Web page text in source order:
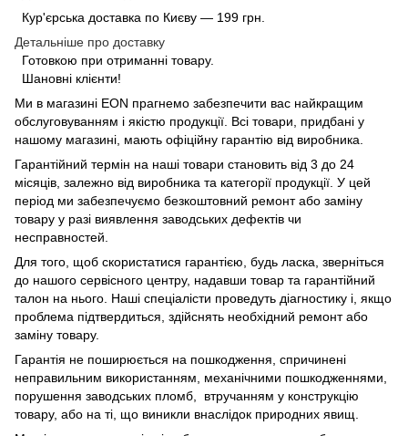
Кур'єрська доставка по Києву — 199 грн.
Детальніше про доставку
Готовкою при отриманні товару.
Шановні клієнти!
Ми в магазині EON прагнемо забезпечити вас найкращим
обслуговуванням і якістю продукції. Всі товари, придбані у
нашому магазині, мають офіційну гарантію від виробника.
Гарантійний термін на наші товари становить від 3 до 24
місяців, залежно від виробника та категорії продукції. У цей
період ми забезпечуємо безкоштовний ремонт або заміну
товару у разі виявлення заводських дефектів чи
несправностей.
Для того, щоб скористатися гарантією, будь ласка, зверніться
до нашого сервісного центру, надавши товар та гарантійний
талон на нього. Наші спеціалісти проведуть діагностику і, якщо
проблема підтвердиться, здійснять необхідний ремонт або
заміну товару.
Гарантія не поширюється на пошкодження, спричинені
неправильним використанням, механічними пошкодженнями,
порушення заводських пломб, втручанням у конструкцію
товару, або на ті, що виникли внаслідок природних явищ.